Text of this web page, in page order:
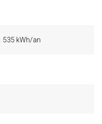
535 kWh/an